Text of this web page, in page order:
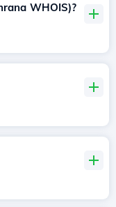
WHOIS)?